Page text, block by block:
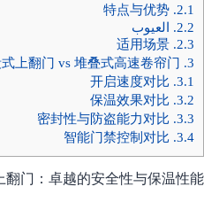
2.1.
2.2. العيوب
2.3.
3.
3.1.
3.2.
3.3.
3.4.
翻门：卓越的安全性与保温性能